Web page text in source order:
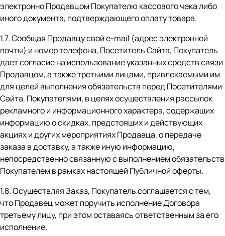
электронно Продавцом Покупателю кассового чека либо
иного документа, подтверждающего оплату товара.
1.7. Сообщая Продавцу свой e-mail (адрес электронной
почты) и номер телефона, Посетитель Сайта, Покупатель
дает согласие на использование указанных средств связи
Продавцом, а также третьими лицами, привлекаемыми им
для целей выполнения обязательств перед Посетителями
Сайта, Покупателями, в целях осуществления рассылок
рекламного и информационного характера, содержащих
информацию о скидках, предстоящих и действующих
акциях и других мероприятиях Продавца, о передаче
заказа в доставку, а также иную информацию,
непосредственно связанную с выполнением обязательств
Покупателем в рамках настоящей Публичной оферты.
1.8. Осуществляя Заказ, Покупатель соглашается с тем,
что Продавец может поручить исполнение Договора
третьему лицу, при этом оставаясь ответственным за его
исполнение.